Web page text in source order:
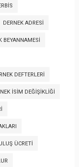
DERNEK ADRESI
BEYANNAMESI
DEFTERLERI
İSIM DEĞIŞIKLIĞI
ÜCRETI